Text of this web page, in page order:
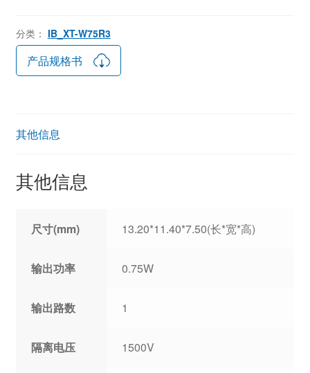
分类： IB_XT-W75R3
产品规格书
其他信息
其他信息
尺寸(mm) 13.20*11.40*7.50(长*宽*高)
输出功率 0.75W
输出路数 1
隔离电压 1500V